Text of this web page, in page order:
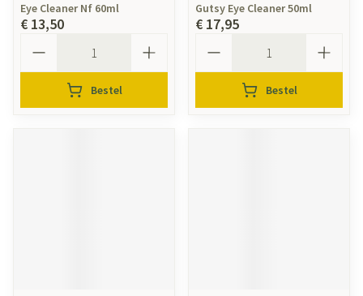
Eye Cleaner Nf 60ml
€ 13,50
Bestel
Gutsy Eye Cleaner 50ml
€ 17,95
Bestel